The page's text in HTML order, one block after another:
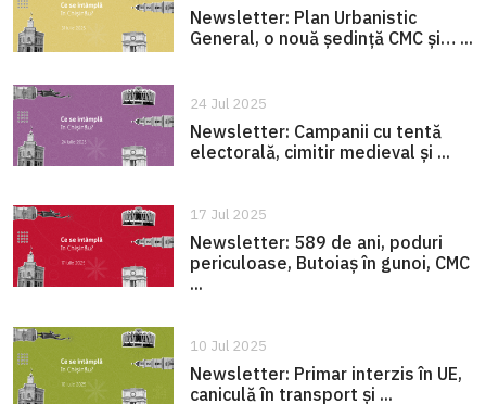
Newsletter: Plan Urbanistic
General, o nouă ședință CMC și… ...
24 Jul 2025
Newsletter: Campanii cu tentă
electorală, cimitir medieval și ...
17 Jul 2025
Newsletter: 589 de ani, poduri
periculoase, Butoiaș în gunoi, CMC
...
10 Jul 2025
Newsletter: Primar interzis în UE,
caniculă în transport și ...